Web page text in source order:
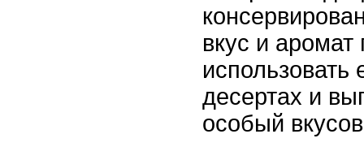
вкус и аромат
использовать
десертах и
особый